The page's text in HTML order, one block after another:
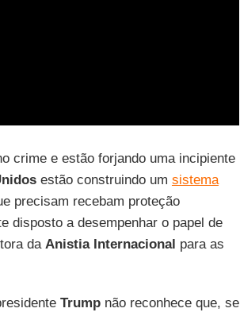
crime e estão forjando uma incipiente
estão construindo um sistema
precisam recebam proteção
disposto a desempenhar o papel de
da Anistia Internacional para as
Trumpnão reconhece que, se